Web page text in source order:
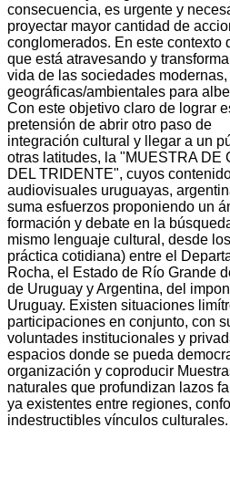
consecuencia, es urgente y
proyectar mayor cantidad de
conglomerados. En este contexto
que está atravesando y
vida de las sociedades modernas,
geográficas/ambientales para
Con este objetivo claro de lograr
pretensión de abrir otro paso de
integración cultural y llegar a un
otras latitudes, la "MUESTRA DE
DEL TRIDENTE", cuyos
audiovisuales uruguayas,
suma esfuerzos proponiendo un
formación y debate en la
mismo lenguaje cultural, desde
práctica cotidiana) entre el
Rocha, el Estado de Río Grande
de Uruguay y Argentina, del
Uruguay. Existen situaciones
participaciones en conjunto, con
voluntades institucionales y
espacios donde se pueda
organización y coproducir
naturales que profundizan lazos
ya existentes entre regiones,
indestructibles vínculos culturales.